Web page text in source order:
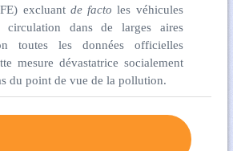
excluant de facto les véhicules
circulation dans de larges aires
toutes les données officielles
mesure dévastatrice socialement
du point de vue de la pollution.